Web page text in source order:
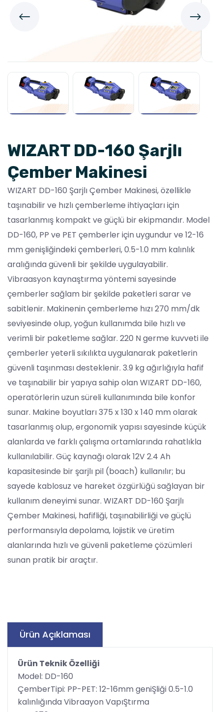
WIZART DD-160 Şarjlı
Çember Makinesi
WIZART DD-160 Şarjlı Çember Makinesi, özellikle
taşınabilir ve hızlı çemberleme ihtiyaçları için
tasarlanmış kompakt ve güçlü bir ekipmandır. Model
DD-160, PP ve PET çemberler için uygundur ve 12-16
mm genişliğindeki çemberleri, 0.5-1.0 mm kalınlık
aralığında güvenli bir şekilde uygulayabilir.
Vibraasyon kaynaştırma yöntemi sayesinde
çemberler sağlam bir şekilde paketleri sarar ve
sabitlenir. Makinenin çemberleme hızı 270 mm/dk
seviyesinde olup, yoğun kullanımda bile hızlı ve
verimli bir paketleme sağlar. 220 N germe kuvveti ile
çemberler yeterli sıkılıkta uygulanarak paketlerin
güvenli taşınması desteklenir. 3.9 kg ağırlığıyla hafif
ve taşınabilir bir yapıya sahip olan WIZART DD-160,
operatörlerin uzun süreli kullanımında bile konfor
sunar. Makine boyutları 375 x 130 x 140 mm olarak
tasarlanmış olup, ergonomik yapısı sayesinde küçük
alanlarda ve farklı çalışma ortamlarında rahatlıkla
kullanılabilir. Güç kaynağı olarak 12V 2.4 Ah
kapasitesinde bir şarjlı pil (boach) kullanılır; bu
sayede kablosuz ve hareket özgürlüğü sağlayan bir
kullanım deneyimi sunar. WIZART DD-160 Şarjlı
Çember Makinesi, hafifliği, taşınabilirliği ve güçlü
performansıyla depolama, lojistik ve üretim
alanlarında hızlı ve güvenli paketleme çözümleri
sunan pratik bir araçtır.
Ürün Açıklaması
Ürün Teknik Özelliği
Model: DD-160
ÇemberTipi: PP-PET: 12-16mm geniŞliği 0.5-1.0
kalınlığında Vibraayon VapıŞtırma